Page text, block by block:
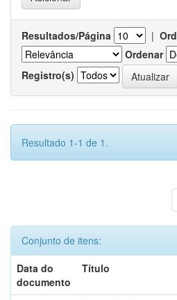
Resultados/Página |
Ordenar
Registro(s)
Resultado 1-1 de 1.
Conjunto de itens:
Data do
documento
Título